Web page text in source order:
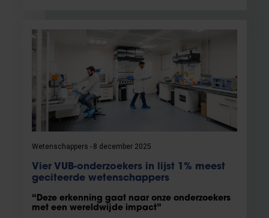
Wetenschappers 8 december 2025
Vier VUB-onderzoekers in lijst 1% meest
geciteerde wetenschappers
“Deze erkenning gaat naar onze onderzoekers
met een wereldwijde impact”